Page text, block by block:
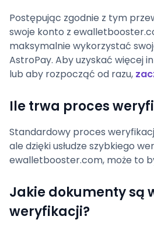
Postępując zgodnie z tym
swoje konto z
maksymalnie wykorzystać
AstroPay. Aby uzyskać więcej
lub aby rozpocząć od razu,
Ile trwa proces
Standardowy proces
ale dzięki usłudze szybkiego
ewalletbooster.com, może to
Jakie dokumenty są
weryfikacji?